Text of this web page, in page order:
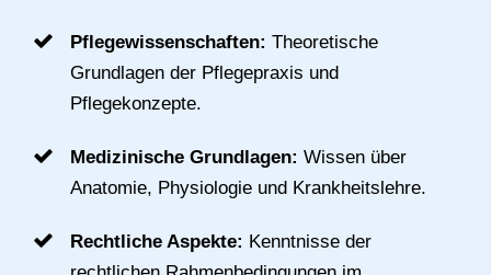
Pflegewissenschaften: Theoretische
Grundlagen der Pflegepraxis und
Pflegekonzepte.
Medizinische Grundlagen: Wissen über
Anatomie, Physiologie und Krankheitslehre.
Rechtliche Aspekte: Kenntnisse der